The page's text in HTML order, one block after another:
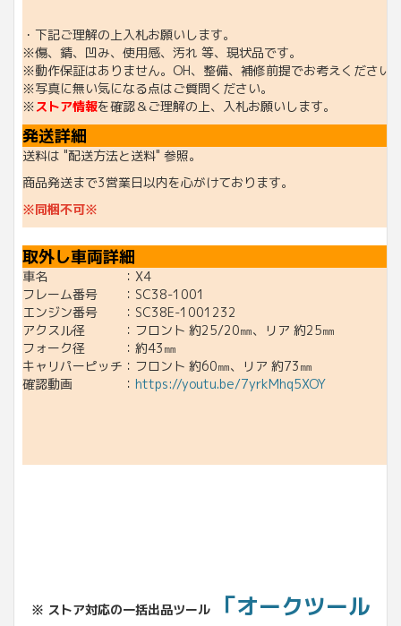
・下記ご理解の上入札お願いします。
※傷、錆、凹み、使用感、汚れ 等、現状品です。
※動作保証はありません。OH、整備、補修前提でお考えください
※写真に無い気になる点はご質問ください。
※ストア情報を確認＆ご理解の上、入札お願いします。
発送詳細
送料は "配送方法と送料" 参照。
商品発送まで3営業日以内を心がけております。
※同梱不可※
取外し車両詳細
車名 ：X4
フレーム番号 ：SC38-1001
エンジン番号 ：SC38E-1001232
アクスル径 ：フロント 約25/20㎜、リア 約25㎜
フォーク径 ：約43㎜
キャリパーピッチ：フロント 約60㎜、リア 約73㎜
確認動画 ： https://youtu.be/7yrkMhq5XOY
※ ストア対応の一括出品ツール
「オークツール